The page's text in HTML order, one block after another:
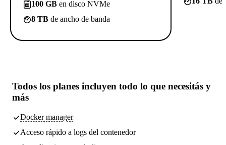
100 GB en disco NVMe
8 TB de ancho de banda
Todos los planes incluyen todo lo que necesitás y
más
Docker manager
Acceso rápido a logs del contenedor